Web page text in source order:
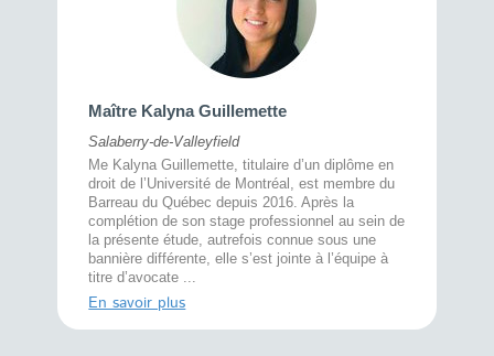
Maître Kalyna Guillemette
Salaberry-de-Valleyfield
Me Kalyna Guillemette, titulaire d’un diplôme en
droit de l’Université de Montréal, est membre du
Barreau du Québec depuis 2016. Après la
complétion de son stage professionnel au sein de
la présente étude, autrefois connue sous une
bannière différente, elle s’est jointe à l’équipe à
titre d’avocate ...
En savoir plus